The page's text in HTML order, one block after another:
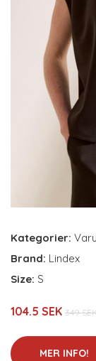
Kategorier:
Brand: Lindex
Size: S
104.5 SEK 349
MER INFO!